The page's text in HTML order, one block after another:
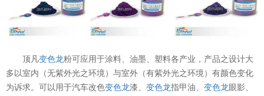
顶凡变色龙粉可应用于涂料、油墨、塑料各产业，产品之设计大
多以室内（无紫外光之环境）与室外（有紫外光之环境）有颜色变化
为诉求。可以用于汽车改色变色龙漆、 变色龙指甲油、 变色龙眼影、
温变粉适合做热变还是冷变？ 2026-08-04